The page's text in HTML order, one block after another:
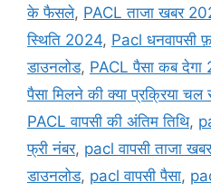
के फैसले, PACL ताजा खबर
स्थिति 2024, Pacl धनवापसी
डाउनलोड, PACL पैसा कब देगा
पैसा मिलने की क्या प्रक्रिया चल
PACL वापसी की अंतिम तिथि,
फ्री नंबर, pacl वापसी ताजा
डाउनलोड, pacl वापसी पैसा,